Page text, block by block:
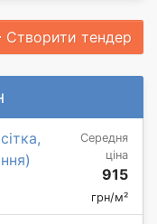
Створити тендер
Середня
ціна
915
грн/м²